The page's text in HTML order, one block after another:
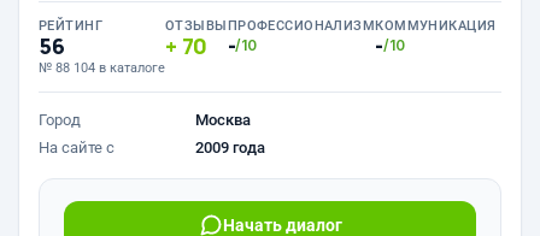
РЕЙТИНГ
56
№ 88 104 в каталоге
ОТЗЫВЫ
70
ПРОФЕССИОНАЛИЗМ
-/10
КОММУНИКАЦИЯ
-/10
Город
Москва
На сайте с
2009 года
Начать диалог